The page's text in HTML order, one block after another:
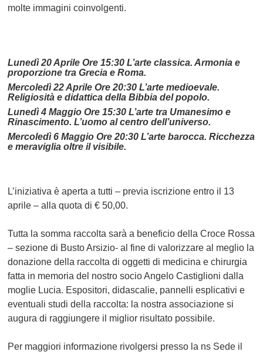
molte immagini coinvolgenti.
Lunedì 20 Aprile Ore 15:30 L’arte classica. Armonia e
proporzione tra Grecia e Roma.
Mercoledì 22 Aprile Ore 20:30 L’arte medioevale.
Religiosità e didattica della Bibbia del popolo.
Lunedì 4 Maggio Ore 15:30 L’arte tra Umanesimo e
Rinascimento. L’uomo al centro dell’universo.
Mercoledì 6 Maggio Ore 20:30 L’arte barocca. Ricchezza
e meraviglia oltre il visibile.
L’iniziativa è aperta a tutti – previa iscrizione entro il 13
aprile – alla quota di € 50,00.
Tutta la somma raccolta sarà a beneficio della Croce Rossa
– sezione di Busto Arsizio- al fine di valorizzare al meglio la
donazione della raccolta di oggetti di medicina e chirurgia
fatta in memoria del nostro socio Angelo Castiglioni dalla
moglie Lucia. Espositori, didascalie, pannelli esplicativi e
eventuali studi della raccolta: la nostra associazione si
augura di raggiungere il miglior risultato possibile.
Per maggiori informazione rivolgersi presso la ns Sede il